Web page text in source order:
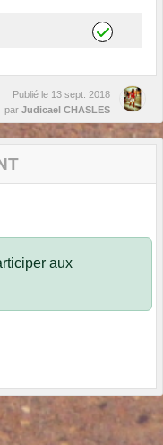
Publié le 13 sept. 2018
par Judicael CHASLES
aux